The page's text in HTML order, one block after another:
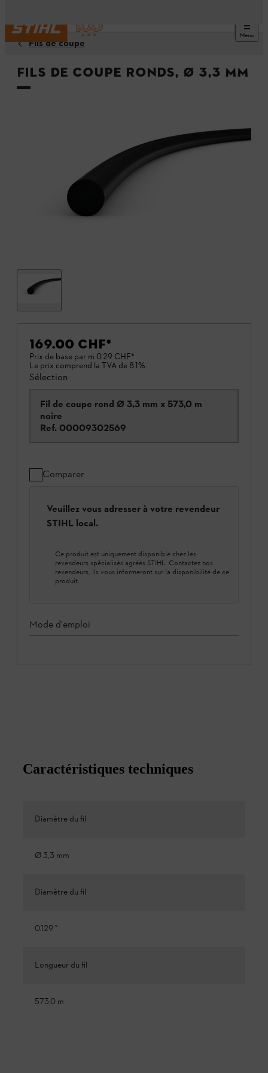
Menu
Fils de coupe
Fils de coupe ronds, Ø 3,3 mm
169.00 CHF*
Prix de base par m 0.29 CHF*
Le prix comprend la TVA de 8.1%.
Sélection
Fil de coupe rond Ø 3,3 mm x 573,0 m
noire
Ref. 00009302569
Comparer
Veuillez vous adresser à votre revendeur
STIHL local.
Ce produit est uniquement disponible chez les
revendeurs spécialisés agréés STIHL. Contactez nos
revendeurs, ils vous informeront sur la disponibilité de ce
produit.
Mode d'emploi
Caractéristiques techniques
Diamètre du fil
Ø 3,3 mm
Diamètre du fil
0.129 "
Longueur du fil
573,0 m